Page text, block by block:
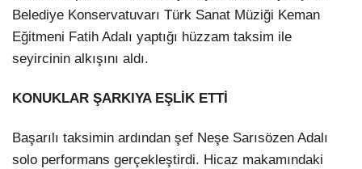
Belediye Konservatuvarı Türk Sanat Müziği Keman
Eğitmeni Fatih Adalı yaptığı hüzzam taksim ile
seyircinin alkışını aldı.
KONUKLAR ŞARKIYA EŞLİK ETTİ
Başarılı taksimin ardından şef Neşe Sarısözen Adalı
solo performans gerçekleştirdi. Hicaz makamındaki